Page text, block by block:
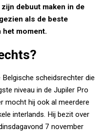
debuut maken in de
als de beste
moment.
scheidsrechter die
niveau in de Jupiler Pro
mocht hij ook al meerdere
interlands. Hij bezit over
7 november